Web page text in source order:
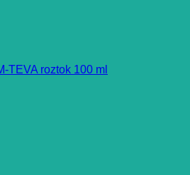
TEVA roztok 100 ml